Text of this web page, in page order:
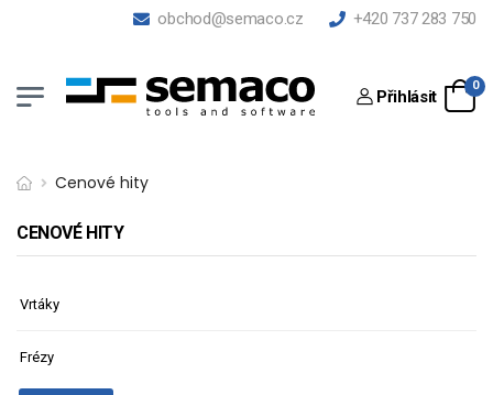
obchod@semaco.cz +420 737 283 750
Přihlásit
0
Cenové hity
CENOVÉ HITY
Vrtáky
Frézy